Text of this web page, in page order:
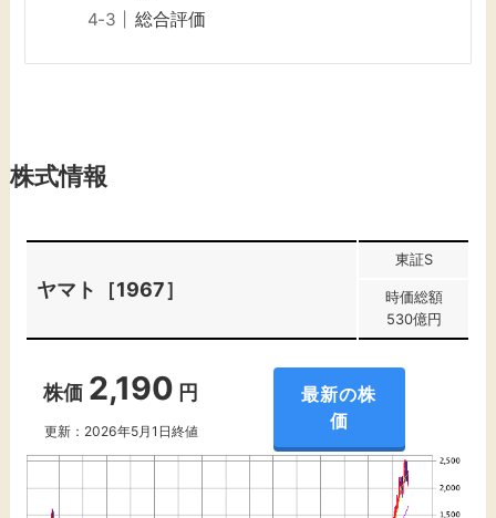
総合評価
株式情報
ヤマト［1967］
東証S
時価総額
530億円
株価 2,190 円
更新：2026年5月1日終値
最新の株
価